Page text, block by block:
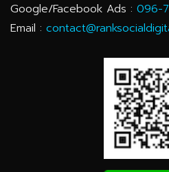
Google/Facebook Ads : 096-
Email :